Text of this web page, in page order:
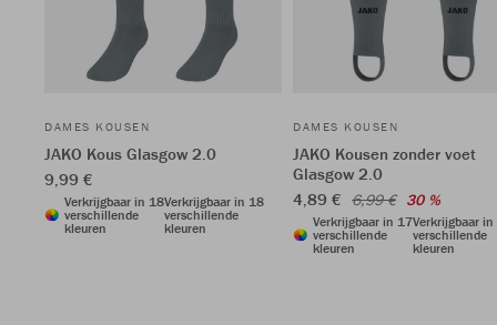
DAMES KOUSEN
JAKO Kous Glasgow 2.0
9,99 €
Verkrijgbaar in 18
verschillende
kleuren
Verkrijgbaar in 18
verschillende
kleuren
DAMES KOUSEN
JAKO Kousen zonder voet
Glasgow 2.0
4,89 € 6,99 € 30 %
Verkrijgbaar in 17
verschillende
kleuren
Verkrijgbaar
verschillende
kleuren